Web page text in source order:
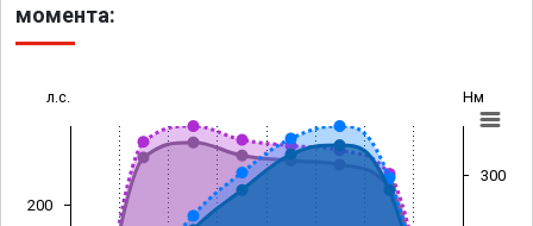
момента:
л.с. Нм
200
300